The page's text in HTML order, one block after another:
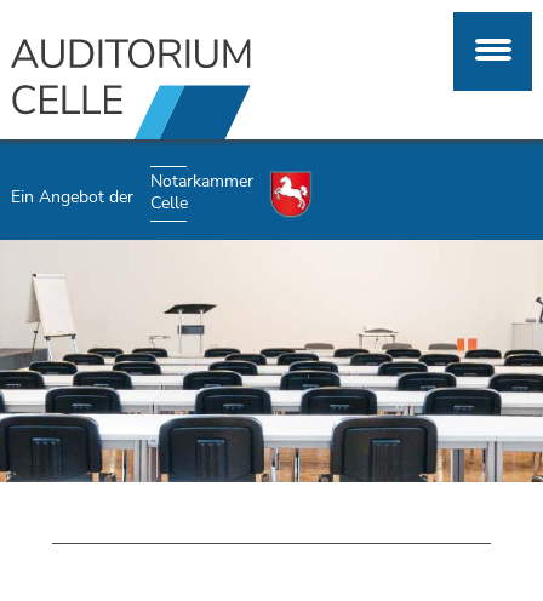
Ein Angebot der
Notarkammer
Celle